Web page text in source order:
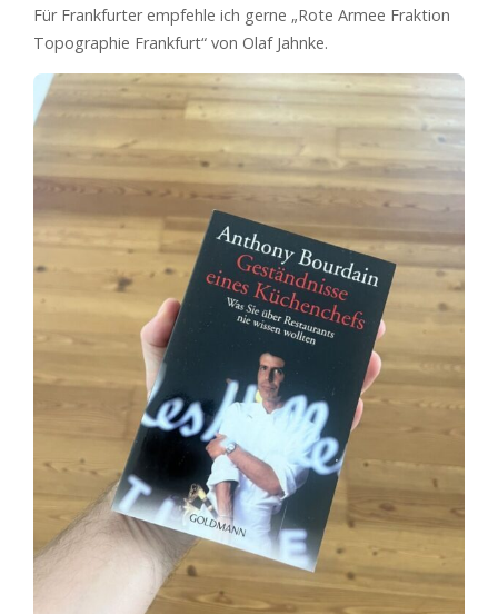
Für Frankfurter empfehle ich gerne „Rote Armee Fraktion
Topographie Frankfurt“ von Olaf Jahnke.